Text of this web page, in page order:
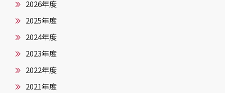
2026年度
2025年度
2024年度
2023年度
2022年度
2021年度